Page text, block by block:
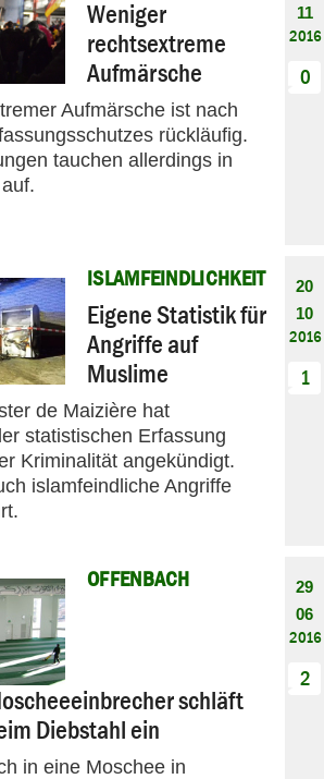
Weniger
rechtsextreme
Aufmärsche
Aufmärsche ist nach
rückläufig.
tauchen allerdings in
11
2016
0
ISLAMFEINDLICHKEIT
Eigene Statistik für
Angriffe auf
Muslime
de Maizière hat
statistischen Erfassung
Kriminalität angekündigt.
islamfeindliche Angriffe
20
10
2016
1
OFFENBACH
schläft
Diebstahl ein
in eine Moschee in
29
06
2016
2